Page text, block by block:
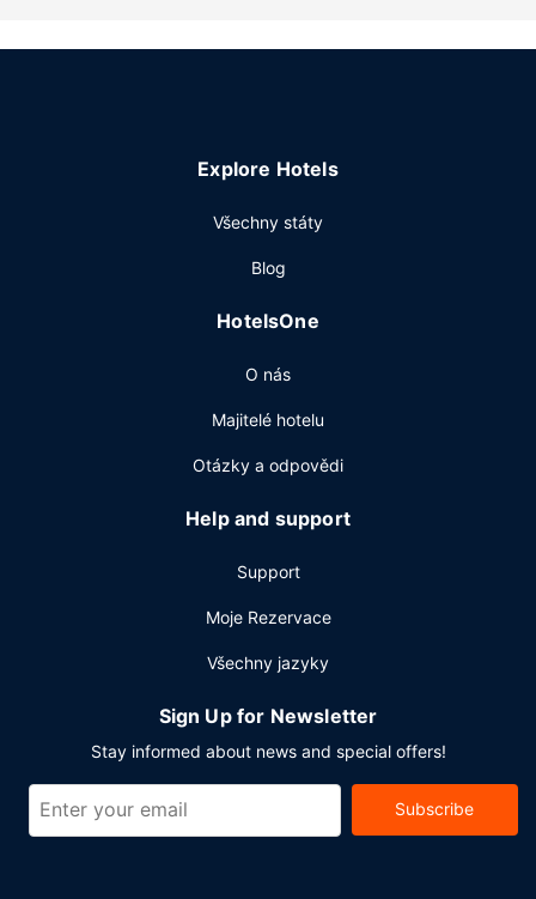
patří bezdrátový internet zdarma a společenský sál.
Hostům jsou k dispozici čistírna oděvů, recepce s
areálu je hostům k dispozici samostatné parkování
Explore Hotels
Všechny státy
Blog
HotelsOne
O nás
Majitelé hotelu
Otázky a odpovědi
Help and support
Support
Moje Rezervace
Všechny jazyky
Sign Up for Newsletter
Stay informed about news and special offers!
Subscribe